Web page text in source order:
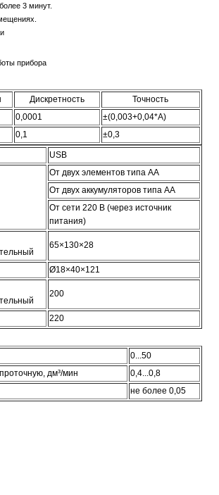
3 минут.
прибора
Дискретность
Точность
0,0001
±(0,003+0,04*А)
0,1 ±0,3
USB
От двух элементов типа АА
От двух аккумуляторов типа АА
От сети 220 В (через источник
питания)
65×130×28
Ø18×40×121
200
220
0...50
дм³/мин
0,4...0,8
не более 0,05